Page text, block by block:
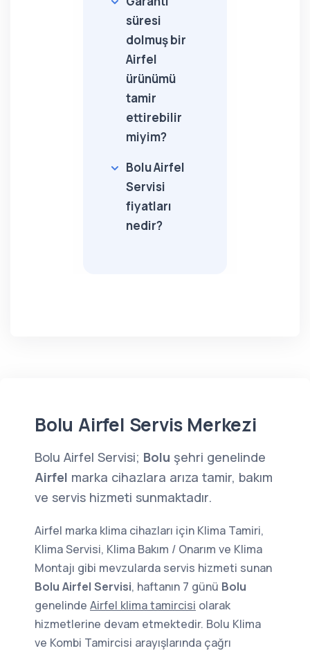
süresi
dolmuş bir
Airfel
ürünümü
tamir
ettirebilir
miyim?
Bolu Airfel
Servisi
fiyatları
nedir?
Bolu Airfel Servis Merkezi
Bolu Airfel Servisi; Bolu şehri genelinde
Airfel marka cihazlara arıza tamir, bakım
ve servis hizmeti sunmaktadır.
Airfel marka klima cihazları için Klima Tamiri,
Klima Servisi, Klima Bakım / Onarım ve Klima
Montajı gibi mevzularda servis hizmeti sunan
Bolu Airfel Servisi, haftanın 7 günü Bolu
genelinde Airfel klima tamircisi olarak
hizmetlerine devam etmektedir. Bolu Klima
ve Kombi Tamircisi arayışlarında çağrı